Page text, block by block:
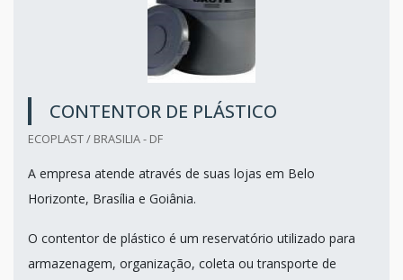
CONTENTOR DE PLÁSTICO
ECOPLAST / BRASILIA - DF
A empresa atende através de suas lojas em Belo
Horizonte, Brasília e Goiânia.
O contentor de plástico é um reservatório utilizado para
armazenagem, organização, coleta ou transporte de